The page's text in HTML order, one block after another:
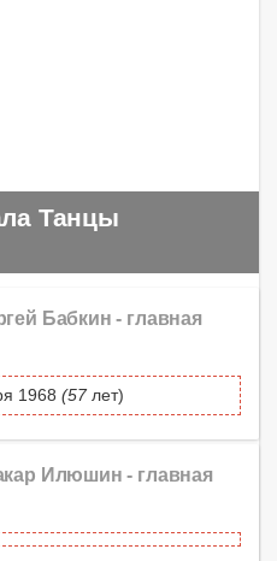
Танцы
Бабкин - главная
1968 (57лет)
Илюшин - главная